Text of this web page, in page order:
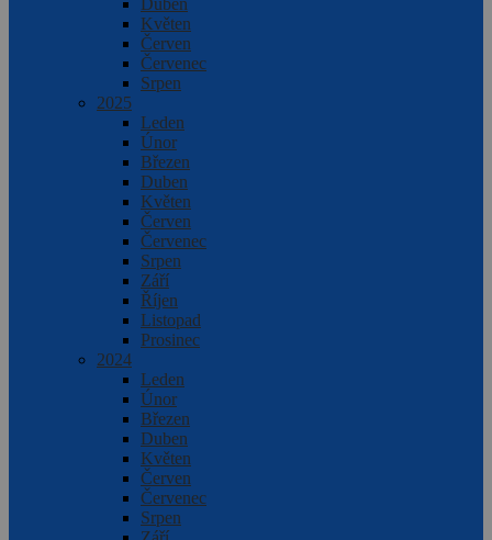
Duben
Květen
Červen
Červenec
Srpen
2025
Leden
Únor
Březen
Duben
Květen
Červen
Červenec
Srpen
Září
Říjen
Listopad
Prosinec
2024
Leden
Únor
Březen
Duben
Květen
Červen
Červenec
Srpen